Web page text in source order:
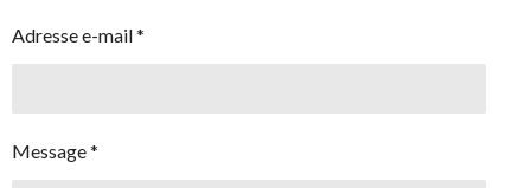
Adresse e-mail *
Message *